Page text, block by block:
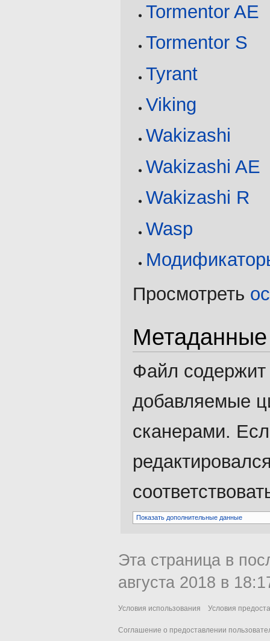
Tormentor AE
Tormentor S
Tyrant
Viking
Wakizashi
Wakizashi AE
Wakizashi R
Wasp
Просмотреть
Метаданные
Файл
добавляемые
сканерами.
Показать дополнительные данные
Эта страница в
августа 2018 в
Условия использования Условия
Соглашение о предоставлении